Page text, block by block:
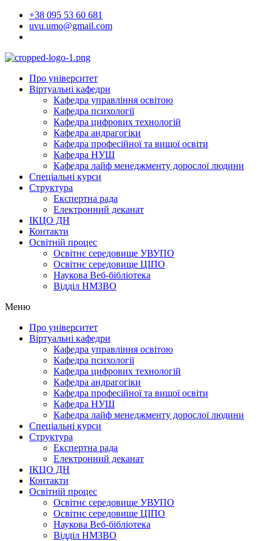
Перейти
вмісту
+38 095 53 60 681
uvu.umo@gmail.com
Про університет
Віртуальні кафедри
Кафедра управління освітою
Кафедра психології
Кафедра цифрових технологій
Кафедра андрагогіки
Кафедра професійної та вищої освіти
Кафедра НУШ
Кафедра лайф менеджменту дорослої людини
Спеціальні курси
Структура
Експертна рада
Електронний деканат
ІКЦО ДН
Контакти
Освітній процес
Освітнє середовище УВУПО
Освітнє середовище ЦІПО
Наукова Веб-бібліотека
Відділ НМЗВО
Меню
Про університет
Віртуальні кафедри
Кафедра управління освітою
Кафедра психології
Кафедра цифрових технологій
Кафедра андрагогіки
Кафедра професійної та вищої освіти
Кафедра НУШ
Кафедра лайф менеджменту дорослої людини
Спеціальні курси
Структура
Експертна рада
Електронний деканат
ІКЦО ДН
Контакти
Освітній процес
Освітнє середовище УВУПО
Освітнє середовище ЦІПО
Наукова Веб-бібліотека
Відділ НМЗВО